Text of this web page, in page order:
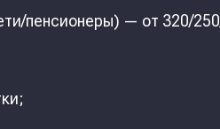
пенсионеры) — от 320/